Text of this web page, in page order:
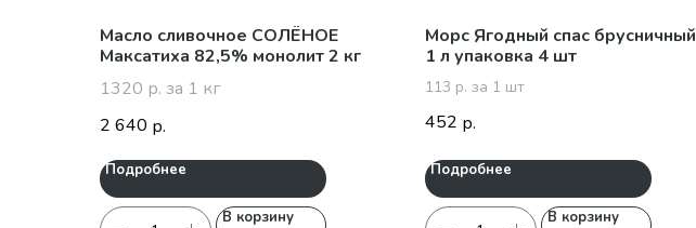
Масло сливочное СОЛЁНОЕ
Максатиха 82,5% монолит 2 кг
1320 р. за 1 кг
2 640 р.
Подробнее
В корзину
Морс Ягодный спас брусничный
1 л упаковка 4 шт
113 р. за 1 шт
452 р.
Подробнее
В корзину